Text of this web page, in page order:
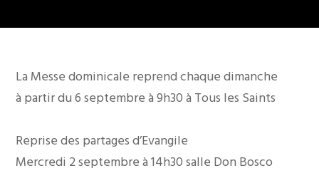
La Messe dominicale reprend chaque dimanche
à partir du 6 septembre à 9h30 à Tous les Saints
Reprise des partages d’Evangile
Mercredi 2 septembre à 14h30 salle Don Bosco